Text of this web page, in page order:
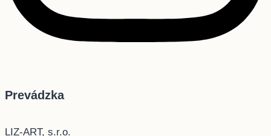
Prevádzka
LIZ-ART, s.r.o.